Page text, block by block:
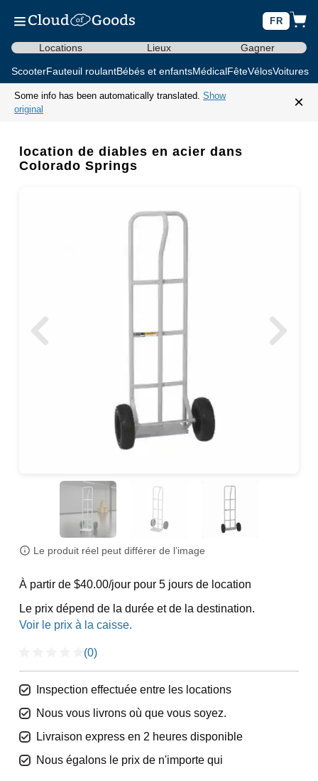
FR
Locations Lieux Gagner
ScooterFauteuil roulantBébés et enfantsMédicalFêteVélosVoitures
Some info has been automatically translated. Show
original
×
location de diables en acier dans
Colorado Springs
Le produit réel peut différer de l’image
À partir de $40.00/jour pour 5 jours de location
Le prix dépend de la durée et de la destination.
(0)
Inspection effectuée entre les locations
Nous vous livrons où que vous soyez.
Livraison express en 2 heures disponible
Nous égalons le prix de n'importe qui